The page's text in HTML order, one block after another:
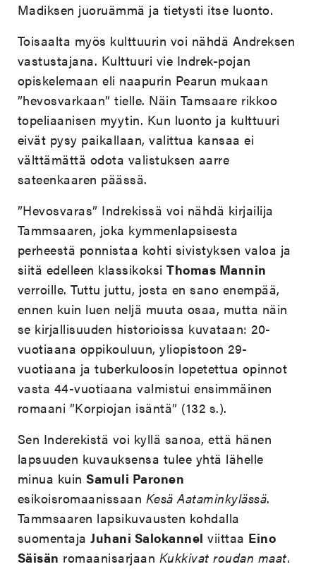
Madiksen juoruämmä ja tietysti itse luonto.
Toisaalta myös kulttuurin voi nähdä Andreksen
vastustajana. Kulttuuri vie Indrek-pojan
opiskelemaan eli naapurin Pearun mukaan
”hevosvarkaan” tielle. Näin Tamsaare rikkoo
topeliaanisen myytin. Kun luonto ja kulttuuri
eivät pysy paikallaan, valittua kansaa ei
välttämättä odota valistuksen aarre
sateenkaaren päässä.
”Hevosvaras” Indrekissä voi nähdä kirjailija
Tammsaaren, joka kymmenlapsisesta
perheestä ponnistaa kohti sivistyksen valoa ja
siitä edelleen klassikoksiThomas Mannin
verroille. Tuttu juttu, josta en sano enempää,
ennen kuin luen neljä muuta osaa, mutta näin
se kirjallisuuden historioissa kuvataan: 20-
vuotiaana oppikouluun, yliopistoon 29-
vuotiaana ja tuberkuloosin lopetettua opinnot
vasta 44-vuotiaana valmistui ensimmäinen
romaani ”Korpiojan isäntä” (132 s.).
Sen Inderekistä voi kyllä sanoa, että hänen
lapsuuden kuvauksensa tulee yhtä lähelle
minua kuinSamuli Paronen
esikoisromaanissaan Kesä Aataminkylässä.
Tammsaaren lapsikuvausten kohdalla
suomentajaJuhani Salokannel viittaa Eino
Säisän romaanisarjaan Kukkivat roudan maat.